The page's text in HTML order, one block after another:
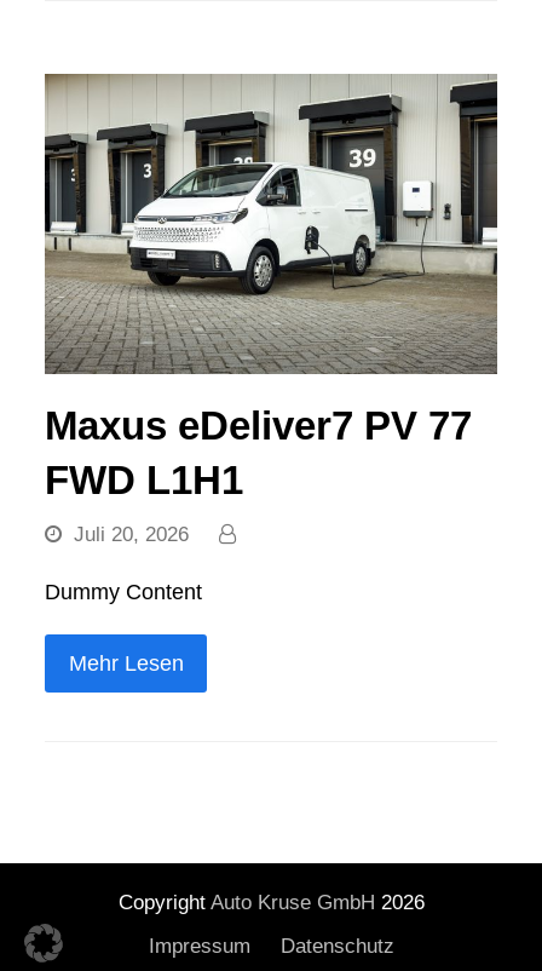
Maxus eDeliver7 PV 77
FWD L1H1
Juli 20, 2026
Dummy Content
Mehr Lesen
Copyright Auto Kruse GmbH 2026
Impressum
Datenschutz